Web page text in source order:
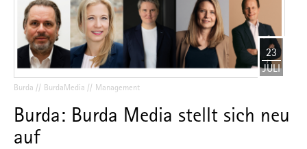
23
JULI
Burda BurdaMedia Management
Burda: Burda Media stellt sich neu
auf